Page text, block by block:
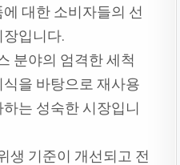
대한 소비자들의 선
입니다.
분야의 엄격한 세척
을 바탕으로 재사용
는 성숙한 시장입니
생 기준이 개선되고 전